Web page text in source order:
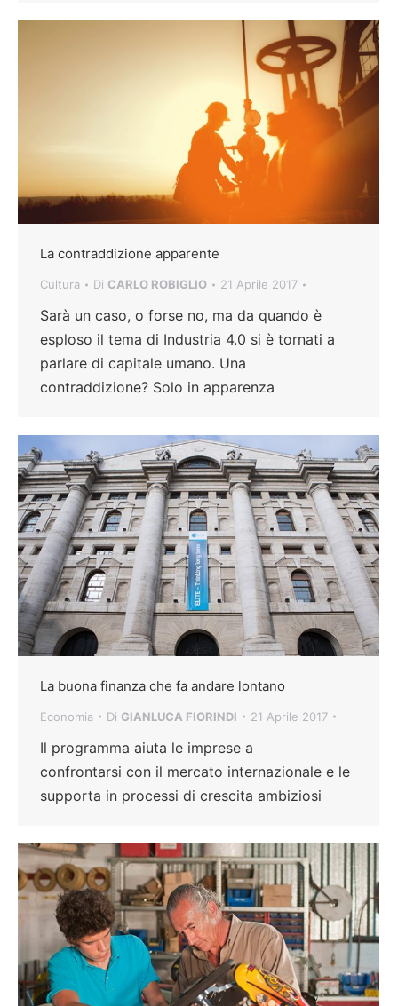
La contraddizione apparente
Cultura Di CARLO ROBIGLIO 21 Aprile 2017
Sarà un caso, o forse no, ma da quando è
esploso il tema di Industria 4.0 si è tornati a
parlare di capitale umano. Una
contraddizione? Solo in apparenza
La buona finanza che fa andare lontano
Economia Di GIANLUCA FIORINDI 21 Aprile 2017
Il programma aiuta le imprese a
confrontarsi con il mercato internazionale e le
supporta in processi di crescita ambiziosi